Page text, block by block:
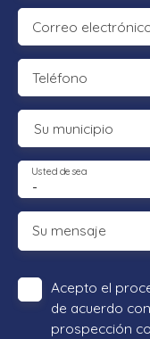
Correo
Teléfono
Su municipio
-
Usted desea
Su mensaje
Acepto el
de acuerdo
prospección